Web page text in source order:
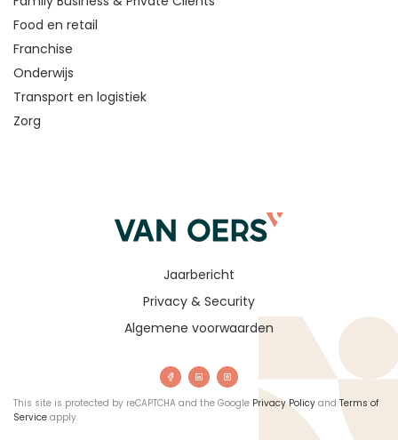
Food en retail
Franchise
Onderwijs
Transport en logistiek
Zorg
Algemene voorwaarden
Privacy & Security
Jaarbericht
This site is protected by reCAPTCHA and the Google Privacy Policy and Terms of
Service apply.